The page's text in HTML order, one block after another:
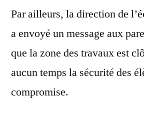
Par ailleurs, la direction de
a envoyé un message aux
que la zone des travaux est
aucun temps la sécurité des
compromise.